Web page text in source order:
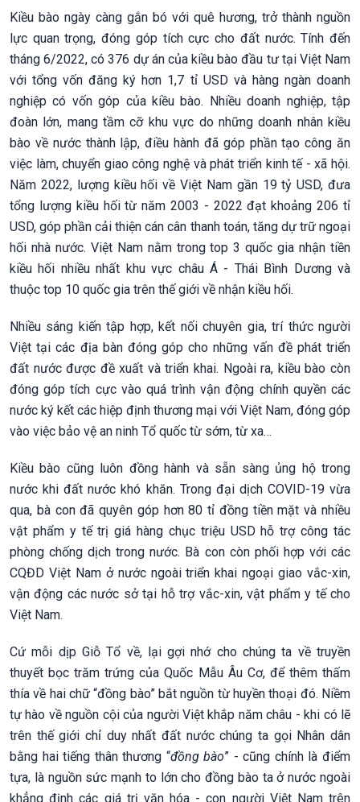
Kiều bào ngày càng gắn bó với quê hương, trở thành nguồn
lực quan trọng, đóng góp tích cực cho đất nước. Tính đến
tháng 6/2022, có 376 dự án của kiều bào đầu tư tại Việt Nam
với tổng vốn đăng ký hơn 1,7 tỉ USD và hàng ngàn doanh
nghiệp có vốn góp của kiều bào. Nhiều doanh nghiệp, tập
đoàn lớn, mang tầm cỡ khu vực do những doanh nhân kiều
bào về nước thành lập, điều hành đã góp phần tạo công ăn
việc làm, chuyển giao công nghệ và phát triển kinh tế - xã hội.
Năm 2022, lượng kiều hối về Việt Nam gần 19 tỷ USD, đưa
tổng lượng kiều hối từ năm 2003 - 2022 đạt khoảng 206 tỉ
USD, góp phần cải thiện cán cân thanh toán, tăng dự trữ ngoại
hối nhà nước. Việt Nam nằm trong top 3 quốc gia nhận tiền
kiều hối nhiều nhất khu vực châu Á - Thái Bình Dương và
thuộc top 10 quốc gia trên thế giới về nhận kiều hối.
Nhiều sáng kiến tập hợp, kết nối chuyên gia, trí thức người
Việt tại các địa bàn đóng góp cho những vấn đề phát triển
đất nước được đề xuất và triển khai. Ngoài ra, kiều bào còn
đóng góp tích cực vào quá trình vận động chính quyền các
nước ký kết các hiệp định thương mại với Việt Nam, đóng góp
vào việc bảo vệ an ninh Tổ quốc từ sớm, từ xa…
Kiều bào cũng luôn đồng hành và sẵn sàng ủng hộ trong
nước khi đất nước khó khăn. Trong đại dịch COVID-19 vừa
qua, bà con đã quyên góp hơn 80 tỉ đồng tiền mặt và nhiều
vật phẩm y tế trị giá hàng chục triệu USD hỗ trợ công tác
phòng chống dịch trong nước. Bà con còn phối hợp với các
CQĐD Việt Nam ở nước ngoài triển khai ngoại giao vắc-xin,
vận động các nước sở tại hỗ trợ vắc-xin, vật phẩm y tế cho
Việt Nam.
Cứ mỗi dịp Giỗ Tổ về, lại gợi nhớ cho chúng ta về truyền
thuyết bọc trăm trứng của Quốc Mẫu Âu Cơ, để thêm thấm
thía về hai chữ “đồng bào” bắt nguồn từ huyền thoại đó. Niềm
tự hào về nguồn cội của người Việt khắp năm châu - khi có lẽ
trên thế giới chỉ duy nhất đất nước chúng ta gọi Nhân dân
bằng hai tiếng thân thương “đồng bào” - cũng chính là điểm
tựa, là nguồn sức mạnh to lớn cho đồng bào ta ở nước ngoài
khẳng định các giá trị văn hóa - con người Việt Nam trên